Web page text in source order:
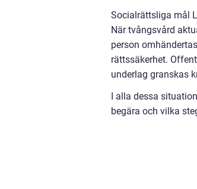
Socialrättsliga mål
När tvångsvård
person
rättssäkerhet.
underlag granskas
I alla dessa
begära och vilka